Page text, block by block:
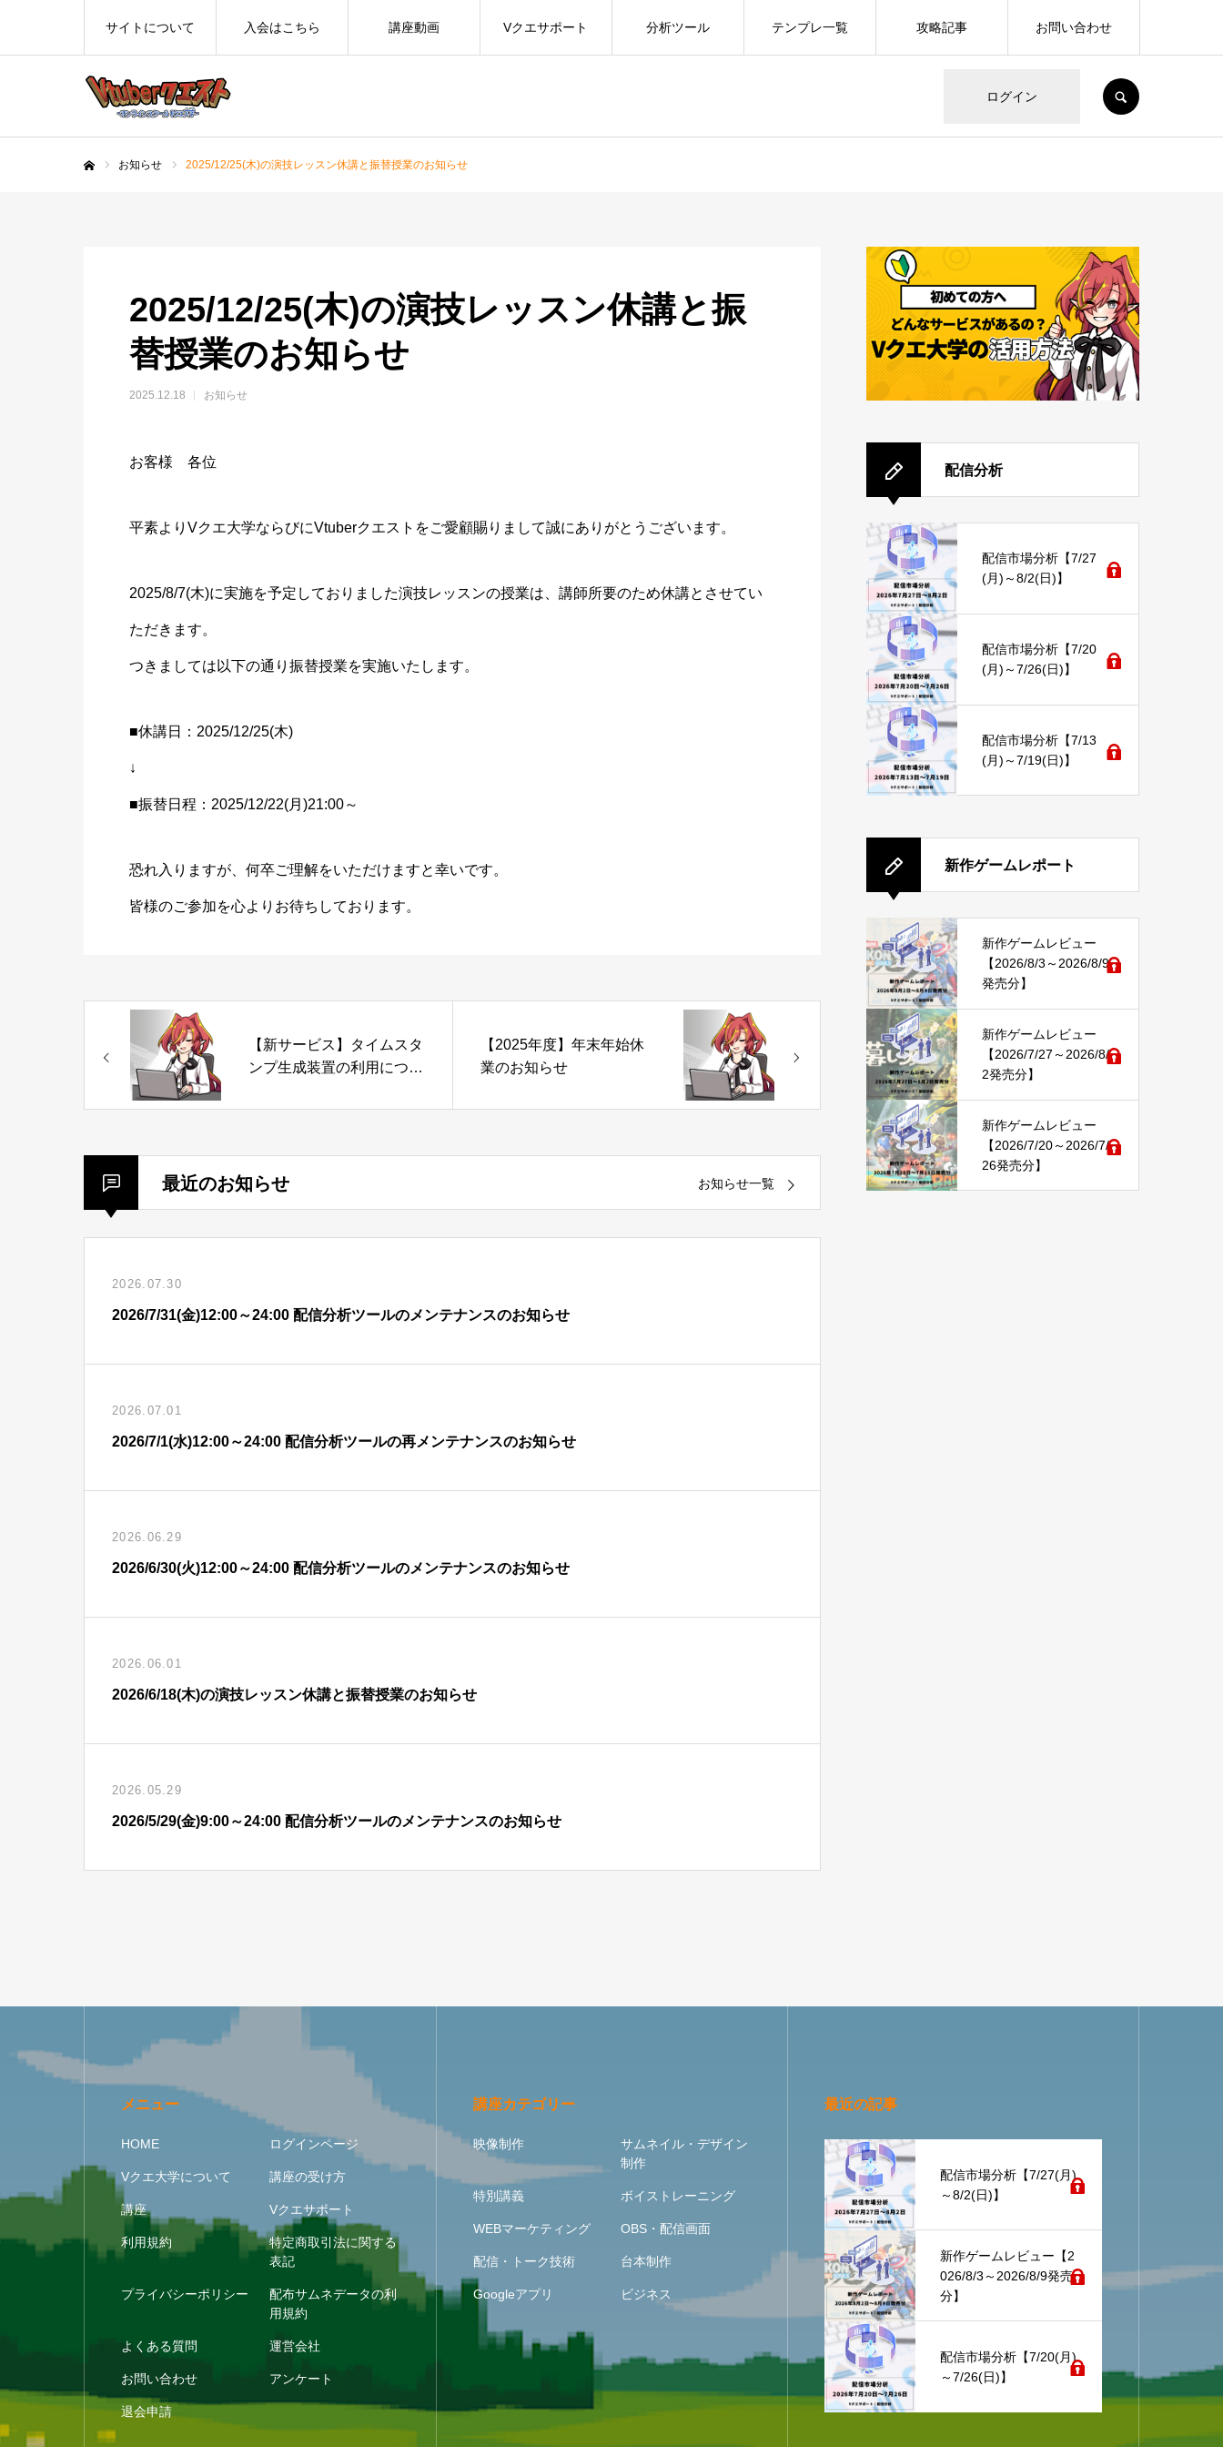
ログイン
サイトについて 入会はこちら 講座動画 Vクエサポート 分析ツール テンプレ一覧 攻略記事 お問い合わせ
お知らせ 2025/12/25(木)の演技レッスン休講と振替授業のお知らせ
2025/12/25(木)の演技レッスン休講と振
替授業のお知らせ
2025.12.18 お知らせ
お客様 各位
平素よりVクエ大学ならびにVtuberクエストをご愛顧賜りまして誠にありがとうございます。
2025/8/7(木)に実施を予定しておりました演技レッスンの授業は、講師所要のため休講とさせてい
ただきます。
つきましては以下の通り振替授業を実施いたします。
■休講日：2025/12/25(木)
↓
■振替日程：2025/12/22(月)21:00～
恐れ入りますが、何卒ご理解をいただけますと幸いです。
皆様のご参加を心よりお待ちしております。
【新サービス】タイムスタ
ンプ生成装置の利用につい
【2025年度】年末年始休
業のお知らせ
最近のお知らせ お知らせ一覧
2026.07.30
2026/7/31(金)12:00～24:00 配信分析ツールのメンテナンスのお知らせ
2026.07.01
2026/7/1(水)12:00～24:00 配信分析ツールの再メンテナンスのお知らせ
2026.06.29
2026/6/30(火)12:00～24:00 配信分析ツールのメンテナンスのお知らせ
2026.06.01
2026/6/18(木)の演技レッスン休講と振替授業のお知らせ
2026.05.29
2026/5/29(金)9:00～24:00 配信分析ツールのメンテナンスのお知らせ
配信分析
配信市場分析【7/27
(月)～8/2(日)】
配信市場分析【7/20
(月)～7/26(日)】
配信市場分析【7/13
(月)～7/19(日)】
新作ゲームレポート
新作ゲームレビュー
【2026/8/3～2026/8/9
発売分】
新作ゲームレビュー
【2026/7/27～2026/8/
2発売分】
新作ゲームレビュー
【2026/7/20～2026/7/
26発売分】
メニュー
HOME ログインページ
Vクエ大学について 講座の受け方
講座 Vクエサポート
利用規約
特定商取引法に関する
表記
プライバシーポリシー
配布サムネデータの利
用規約
よくある質問 運営会社
お問い合わせ アンケート
退会申請
講座カテゴリー
映像制作
サムネイル・デザイン
制作
特別講義 ボイストレーニング
WEBマーケティング OBS・配信画面
配信・トーク技術 台本制作
Googleアプリ ビジネス
最近の記事
配信市場分析【7/27(月)
～8/2(日)】
新作ゲームレビュー【2
026/8/3～2026/8/9発売
分】
配信市場分析【7/20(月)
～7/26(日)】